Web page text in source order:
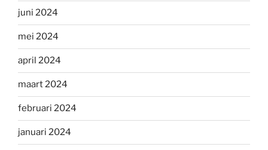
juni 2024
mei 2024
april 2024
maart 2024
februari 2024
januari 2024